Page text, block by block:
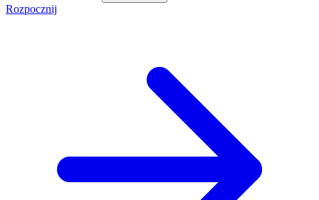
Rozpocznij